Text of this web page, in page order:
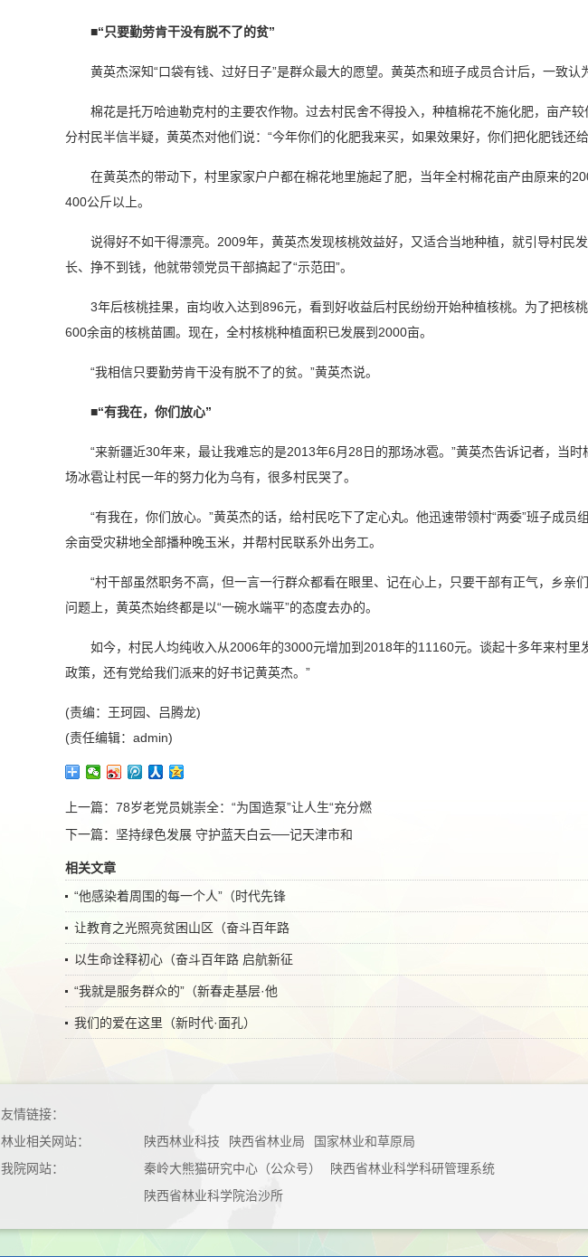
■“只要勤劳肯干没有脱不了的贫”
黄英杰深知“口袋有钱、过好日子”是群众最大的愿望。黄英杰和班子成员合计后，一致认
棉花是托万哈迪勒克村的主要农作物。过去村民舍不得投入，种植棉花不施化肥，亩产
分村民半信半疑，黄英杰对他们说：“今年你们的化肥我来买，如果效果好，你们把化肥钱还
在黄英杰的带动下，村里家家户户都在棉花地里施起了肥，当年全村棉花亩产由原来的
400公斤以上。
说得好不如干得漂亮。2009年，黄英杰发现核桃效益好，又适合当地种植，就引导村民
长、挣不到钱，他就带领党员干部搞起了“示范田”。
3年后核桃挂果，亩均收入达到896元，看到好收益后村民纷纷开始种植核桃。为了把核
600余亩的核桃苗圃。现在，全村核桃种植面积已发展到2000亩。
“我相信只要勤劳肯干没有脱不了的贫。”黄英杰说。
■“有我在，你们放心”
“来新疆近30年来，最让我难忘的是2013年6月28日的那场冰雹。”黄英杰告诉记者，当
场冰雹让村民一年的努力化为乌有，很多村民哭了。
“有我在，你们放心。”黄英杰的话，给村民吃下了定心丸。他迅速带领村“两委”班子成
余亩受灾耕地全部播种晚玉米，并帮村民联系外出务工。
“村干部虽然职务不高，但一言一行群众都看在眼里、记在心上，只要干部有正气，乡亲
问题上，黄英杰始终都是以“一碗水端平”的态度去办的。
如今，村民人均纯收入从2006年的3000元增加到2018年的11160元。谈起十多年来村里
政策，还有党给我们派来的好书记黄英杰。”
(责编：王珂园、吕腾龙)
(责任编辑：admin)
上一篇： 78岁老党员姚崇全：“为国造泵”让人生“充分燃
下一篇： 坚持绿色发展 守护蓝天白云──记天津市和
相关文章
“他感染着周围的每一个人”（时代先锋
让教育之光照亮贫困山区（奋斗百年路
以生命诠释初心（奋斗百年路 启航新征
“我就是服务群众的”（新春走基层·他
我们的爱在这里（新时代·面孔）
友情链接：
林业相关网站：
陕西林业科技 陕西省林业局
国家林业和草原局
我院网站：
秦岭大熊猫研究中心（公众号）
陕西省林业科学科研管理系统
陕西省林业科学院治沙所